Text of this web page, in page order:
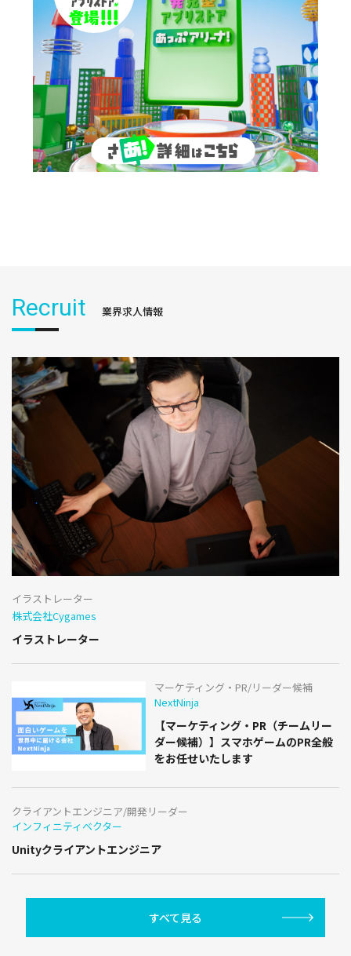
Recruit 業界求人情報
イラストレーター
株式会社Cygames
イラストレーター
マーケティング・PR/リーダー候補
NextNinja
【マーケティング・PR（チームリー
ダー候補）】スマホゲームのPR全般
をお任せいたします
クライアントエンジニア/開発リーダー
インフィニティベクター
Unityクライアントエンジニア
すべて見る